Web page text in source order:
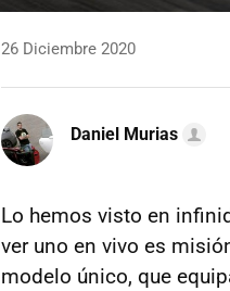
26 Diciembre 2020
Daniel Murias
Lo hemos visto en
ver uno en vivo es
modelo único, que